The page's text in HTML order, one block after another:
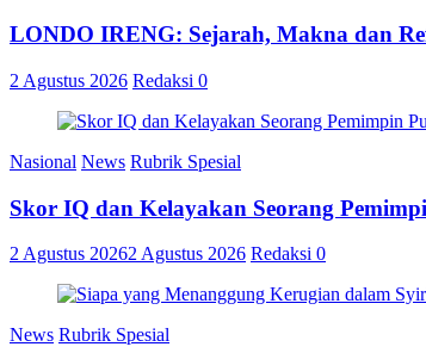
LONDO IRENG: Sejarah, Makna dan
2 Agustus 2026 Redaksi 0
Nasional News Rubrik Spesial
Skor IQ dan Kelayakan Seorang
2 Agustus 20262 Agustus 2026 Redaksi 0
News Rubrik Spesial